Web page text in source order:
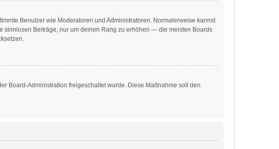
Benutzer wie Moderatoren und Administratoren. Normalerweise kannst
sinnlosen Beiträge, nur um deinen Rang zu erhöhen — die meisten Boards
Board-Administration freigeschaltet wurde. Diese Maßnahme soll den